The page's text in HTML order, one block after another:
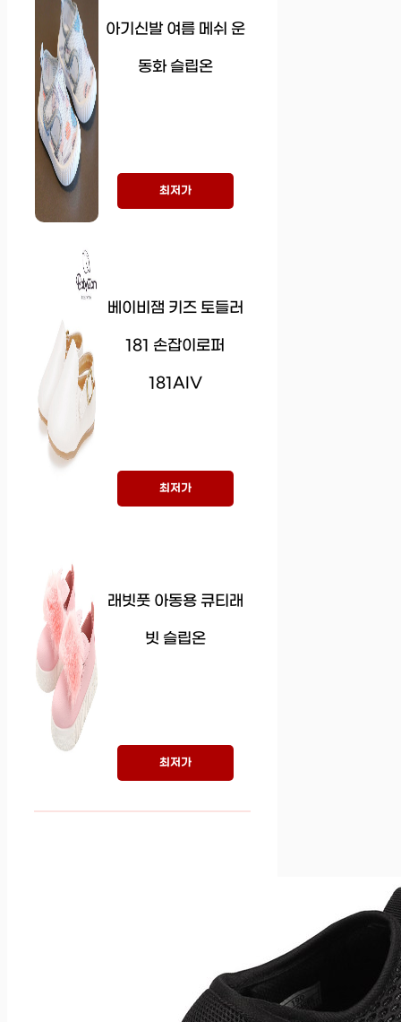
아기신발 여름 메쉬 운
동화 슬립온
최저가
베이비잼 키즈 토들러
181 손잡이로퍼
181AIV
최저가
래빗풋 아동용 큐티래
빗 슬립온
최저가